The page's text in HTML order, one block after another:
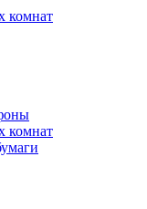
комнат
комнат